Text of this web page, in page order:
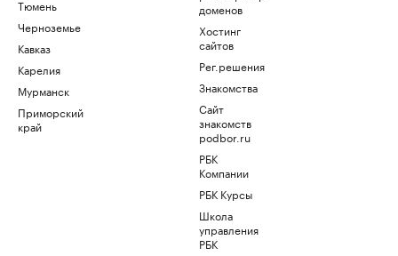
Тюмень
Черноземье
Кавказ
Карелия
Мурманск
Приморский
край
доменов
Хостинг
сайтов
Рег.решения
Знакомства
Сайт
знакомств
podbor.ru
РБК
Компании
РБК Курсы
Школа
управления
РБК